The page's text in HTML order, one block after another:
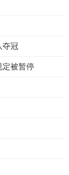
夺冠
定被暂停